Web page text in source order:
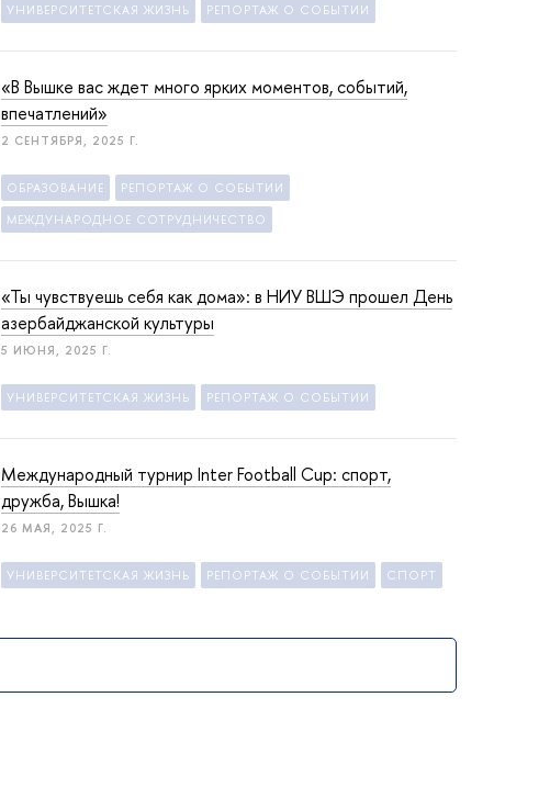
УНИВЕРСИТЕТСКАЯ ЖИЗНЬ РЕПОРТАЖ О СОБЫТИИ
«В Вышке вас ждет много ярких моментов, событий,
впечатлений»
2 СЕНТЯБРЯ, 2025 Г.
ОБРАЗОВАНИЕ РЕПОРТАЖ О СОБЫТИИ
МЕЖДУНАРОДНОЕ СОТРУДНИЧЕСТВО
«Ты чувствуешь себя как дома»: в НИУ ВШЭ прошел День
азербайджанской культуры
5 ИЮНЯ, 2025 Г.
УНИВЕРСИТЕТСКАЯ ЖИЗНЬ РЕПОРТАЖ О СОБЫТИИ
Международный турнир Inter Football Cup: спорт,
дружба, Вышка!
26 МАЯ, 2025 Г.
УНИВЕРСИТЕТСКАЯ ЖИЗНЬ РЕПОРТАЖ О СОБЫТИИ СПОРТ